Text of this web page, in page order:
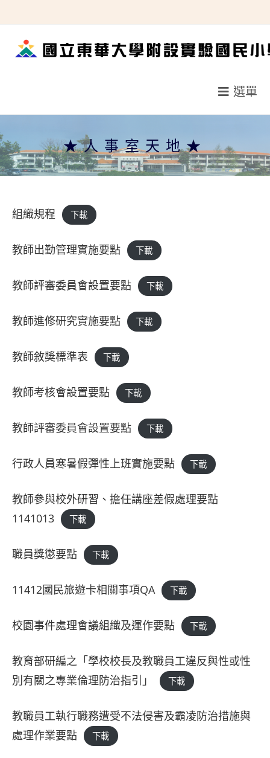
轉
選單
★人事室天地★
組織規程 下載
教師出勤管理實施要點 下載
教師評審委員會設置要點 下載
教師進修研究實施要點 下載
教師敘奬標準表 下載
教師考核會設置要點 下載
教師評審委員會設置要點 下載
行政人員寒暑假彈性上班實施要點 下載
教師參與校外研習、擔任講座差假處理要點
1141013
下載
職員獎懲要點 下載
11412國民旅遊卡相關事項QA 下載
校園事件處理會議組織及運作要點 下載
教育部研編之「學校校長及教職員工違反與性或性
別有關之專業倫理防治指引」
下載
教職員工執行職務遭受不法侵害及霸凌防治措施與
處理作業要點
下載